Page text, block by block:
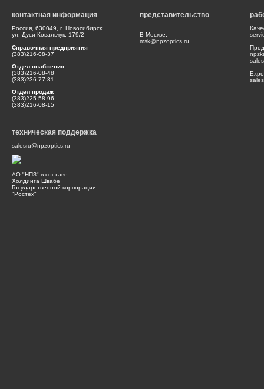
контактная информация
Россия, 630049, г. Новосибирск,
ул. Дуси Ковальчук, 179/2
Справочная предприятия
(383)216-08-37
Отдел снабжения
(383)216-08-48
(383)236-77-31
Отдел продаж
(383)225-58-96
(383)216-08-15
представительство
В Москве:
msk@npzoptics.ru
техническая поддержка
salesru@npzoptics.ru
АО "НПЗ" в составе
Холдинга Швабе
Государственной корпорации
"Ростех"